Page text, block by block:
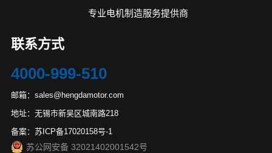
专业电机制造服务提供商
联系方式
4000-999-510
邮箱：sales@hengdamotor.com
地址：无锡市新吴区城南路218
备案：苏ICP备17020158号-1
苏公网安备 32021402001542号